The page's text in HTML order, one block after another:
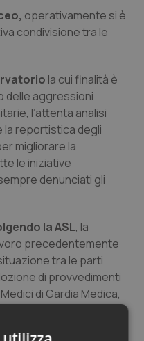
Collo
operativamente si è
condivisione tra le
la cui finalità è
delle aggressioni
l’attenta analisi
la reportistica degli
migliorare la
le iniziative
denunciati gli
la ASL, la
precedentemente
tra le parti
di provvedimenti
di Gardia Medica,
nuove e più